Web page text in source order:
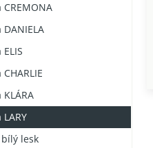
CREMONA
DANIELA
KLÁRA
bílý lesk